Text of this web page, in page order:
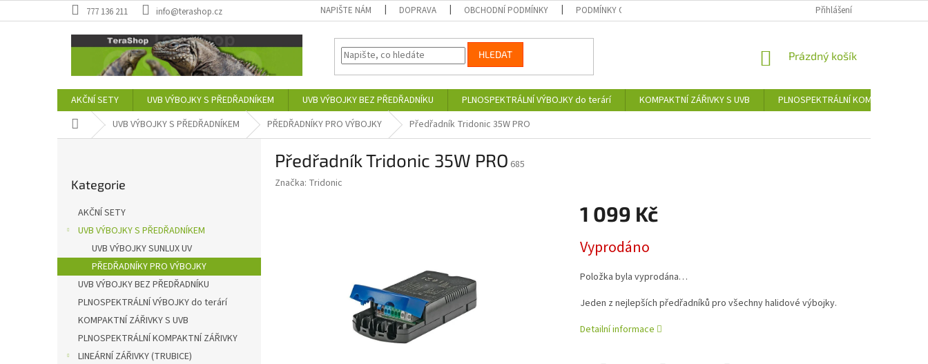
na
777 136 211 info@terashop.cz NAPIŠTE NÁM DOPRAVA OBCHODNÍ PODMÍNKY PODMÍNKY OCHRANY OSOBNÍCH ÚDAJŮ OSVĚTLENÍ TERÁRIÍPřihlášení
HLEDAT
NÁKUPNÍ
Prázdný košík
AKČNÍ SETY UVB VÝBOJKY S PŘEDŘADNÍKEM UVB VÝBOJKY BEZ PŘEDŘADNÍKU PLNOSPEKTRÁLNÍ VÝBOJKY do terárí KOMPAKTNÍ ZÁŘIVKY S UVB
PLNOSPEKTRÁLNÍ KOMPAKTNÍ
Domů UVB VÝBOJKY S PŘEDŘADNÍKEM PŘEDŘADNÍKY PRO VÝBOJKY Předřadník Tridonic 35W PRO
kategorie
Kategorie
AKČNÍ SETY
UVB VÝBOJKY S PŘEDŘADNÍKEM
UVB VÝBOJKY SUNLUX UV
PŘEDŘADNÍKY PRO VÝBOJKY
UVB VÝBOJKY BEZ PŘEDŘADNÍKU
PLNOSPEKTRÁLNÍ VÝBOJKY do terárí
KOMPAKTNÍ ZÁŘIVKY S UVB
PLNOSPEKTRÁLNÍ KOMPAKTNÍ ZÁŘIVKY
LINEÁRNÍ ZÁŘIVKY (TRUBICE)
Předřadník Tridonic 35W PRO 685
Značka: Tridonic
1 099 Kč
cena:
Vyprodáno
Položka byla vyprodána…
Jeden z nejlepších předřadníků pro všechny halidové výbojky.
Detailní informace